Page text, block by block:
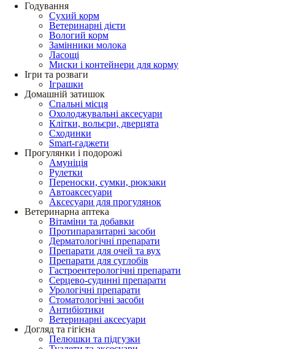
Годування
Сухий корм
Ветеринарні дієти
Вологий корм
Замінники молока
Ласощі
Миски і контейнери для корму
Ігри та розваги
Іграшки
Домашній затишок
Спальні місця
Охолоджувальні аксесуари
Клітки, вольєри, дверцята
Сходинки
Smart-гаджети
Прогулянки і подорожі
Амуніція
Рулетки
Переноски, сумки, рюкзаки
Автоаксесуари
Аксесуари для прогулянок
Ветеринарна аптека
Вітаміни та добавки
Протипаразитарні засоби
Дерматологічні препарати
Препарати для очей та вух
Препарати для суглобів
Гастроентерологічні препарати
Серцево-судинні препарати
Урологічні препарати
Стоматологічні засоби
Антибіотики
Ветеринарні аксесуари
Догляд та гігієна
Пелюшки та підгузки